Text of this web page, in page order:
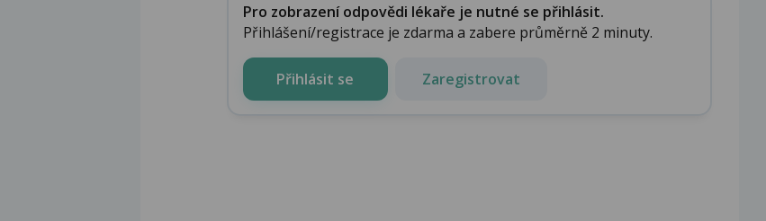
Pro zobrazení odpovědi lékaře je nutné se přihlásit.
Přihlášení/registrace je zdarma a zabere průměrně 2 minuty.
Přihlásit se Zaregistrovat